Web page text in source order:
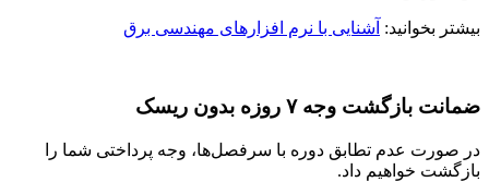
بیشتر بخوانید: آشنایی با نرم افزارهای مهندسی برق
ضمانت بازگشت وجه ۷ روزه بدون ریسک
در صورت عدم تطابق دوره با سرفصل‌ها، وجه پرداختی شما را
بازگشت خواهیم داد.